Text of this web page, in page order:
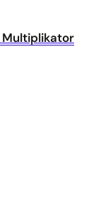
Multiplikator